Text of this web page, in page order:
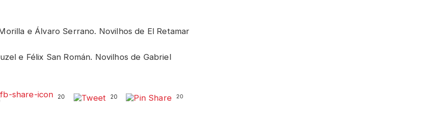
e Álvaro Serrano. Novilhos de El Retamar
e Félix San Román. Novilhos de Gabriel
20 20 20